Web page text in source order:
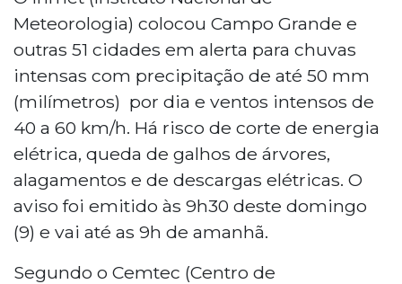
Meteorologia) colocou Campo Grande e
outras 51 cidades em alerta para chuvas
intensas com precipitação de até 50 mm
(milímetros) por dia e ventos intensos de
40 a 60 km/h. Há risco de corte de energia
elétrica, queda de galhos de árvores,
alagamentos e de descargas elétricas. O
aviso foi emitido às 9h30 deste domingo
(9) e vai até as 9h de amanhã.
Segundo o Cemtec (Centro de